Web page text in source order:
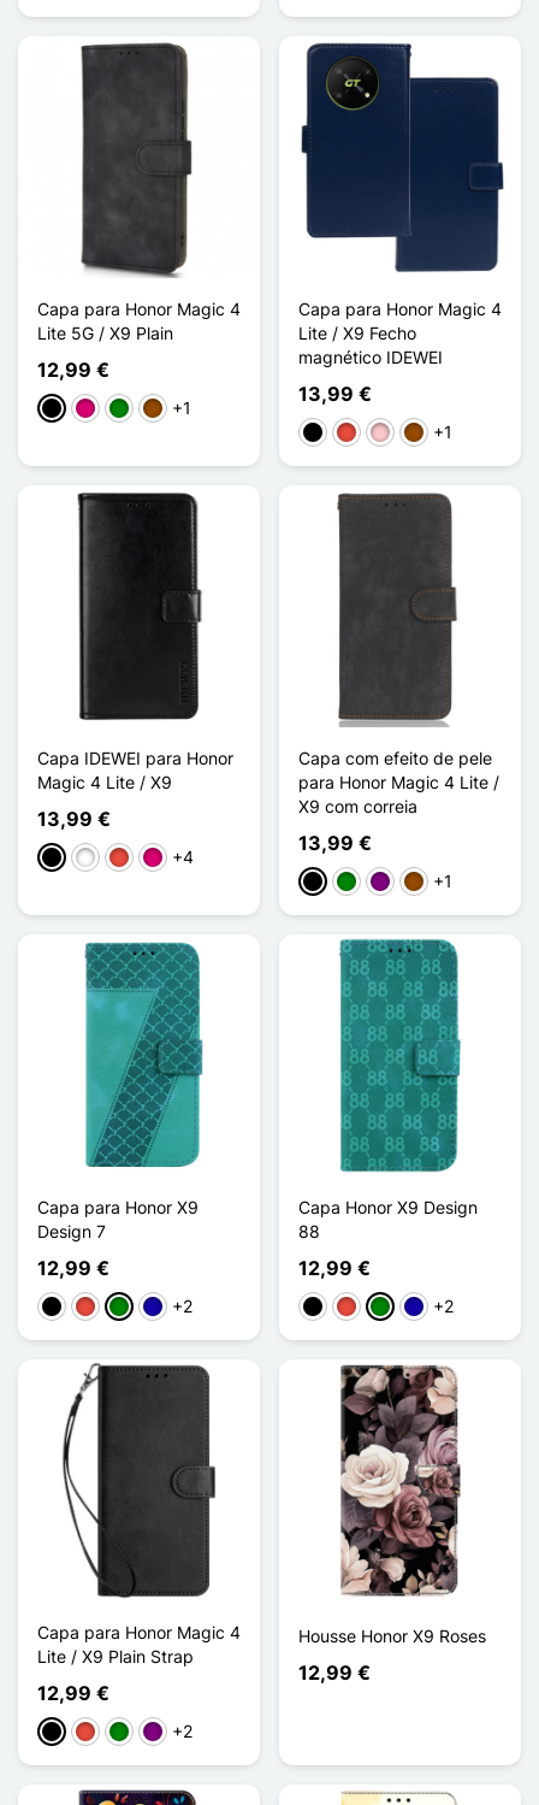
Capa para Honor Magic 4
Lite 5G / X9 Plain
12,99 €
PretoMagenta
VerdeCastanho
+1
Capa para Honor Magic 4
Lite / X9 Fecho
magnético IDEWEI
13,99 €
PretoVermelho
RosaCastanho
+1
Capa IDEWEI para Honor
Magic 4 Lite / X9
13,99 €
PretoBrancoVermelho
Magenta
+4
Capa com efeito de pele
para Honor Magic 4 Lite /
X9 com correia
13,99 €
PretoVerdePúrpuraCastanho
+1
Capa para Honor X9
Design 7
12,99 €
PretoVermelho
VerdeAzul Escuro
+2
Capa Honor X9 Design
88
12,99 €
PretoVermelho
VerdeAzul Escuro
+2
Capa para Honor Magic 4
Lite / X9 Plain Strap
12,99 €
PretoVermelho
VerdePúrpura
+2
Housse Honor X9 Roses
12,99 €